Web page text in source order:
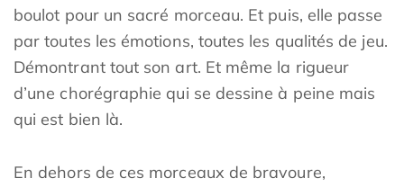
boulot pour un sacré morceau. Et puis, elle passe
par toutes les émotions, toutes les qualités de jeu.
Démontrant tout son art. Et même la rigueur
d’une chorégraphie qui se dessine à peine mais
qui est bien là.
En dehors de ces morceaux de bravoure,